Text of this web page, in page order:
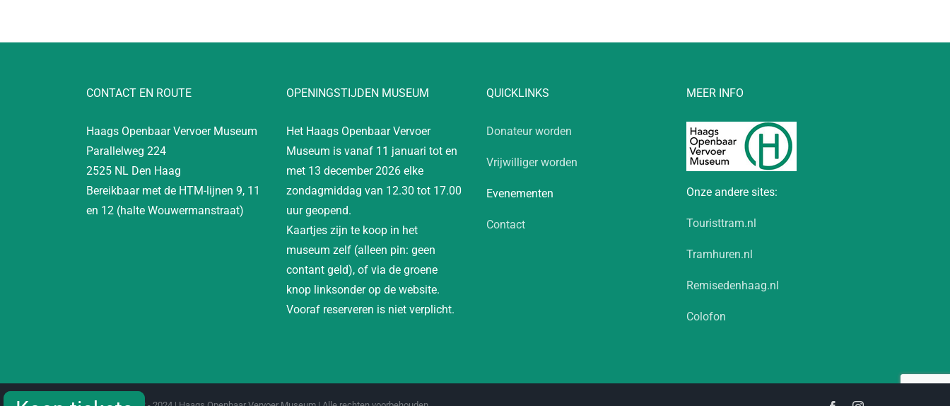
CONTACT EN ROUTE
Haags Openbaar Vervoer Museum
Parallelweg 224
2525 NL Den Haag
Bereikbaar met de HTM-lijnen 9, 11
en 12 (halte Wouwermanstraat)
OPENINGSTIJDEN MUSEUM
Het Haags Openbaar Vervoer
Museum is vanaf 11 januari tot en
met 13 december 2026 elke
zondagmiddag van 12.30 tot 17.00
uur geopend.
Kaartjes zijn te koop in het
museum zelf (alleen pin: geen
contant geld), of via de groene
knop linksonder op de website.
Vooraf reserveren is niet verplicht.
QUICKLINKS
Donateur worden
Vrijwilliger worden
Evenementen
Contact
MEER INFO
Onze andere sites:
Touristtram.nl
Tramhuren.nl
Remisedenhaag.nl
Colofon